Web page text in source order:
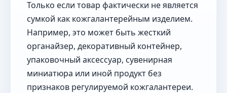
Только если товар фактически не является
сумкой как кожгалантерейным изделием.
Например, это может быть жесткий
органайзер, декоративный контейнер,
упаковочный аксессуар, сувенирная
миниатюра или иной продукт без
признаков регулируемой кожгалантереи.